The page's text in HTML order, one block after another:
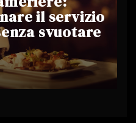
il servizio
svuotare